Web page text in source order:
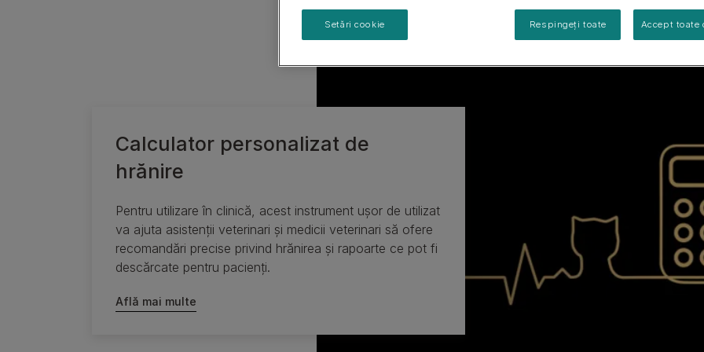
Vezi tot
Vezi gama noastră de produse pentru pisici
Calculator personalizat de
hrănire
Pentru utilizare în clinică, acest instrument ușor de utilizat
va ajuta asistenții veterinari și medicii veterinari să ofere
recomandări precise privind hrănirea și rapoarte ce pot fi
descărcate pentru pacienți.
Află mai multe
Setări cookie Respingeți toate Accept toate